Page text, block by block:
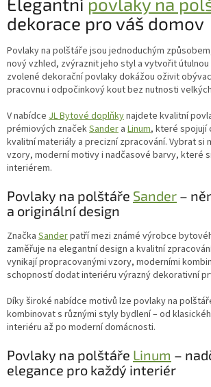
á
d
c
í
p
r
k
y
v
ý
s
u
dekorace pro váš domov
Povlaky na polštáře jsou jednoduchým
nový vzhled, zvýraznit jeho styl a vytvořit
zvolené dekorační povlaky dokážou oživit
pracovnu i odpočinkový kout bez nutnosti
V nabídce JL Bytové doplňkynajdete kvalitní
prémiových značekSander a Linum, které spojují
kvalitní materiály a precizní zpracování. Vybrat si
vzory, moderní motivy i nadčasové barvy, které
interiérem.
Povlaky na polštáře Sander –
a originální design
Značka Sanderpatří mezi známé výrobce
zaměřuje na elegantní design a kvalitní
vynikají propracovanými vzory, moderními
schopností dodat interiéru výrazný dekorativní
Díky široké nabídce motivů lze povlaky na
kombinovat s různými styly bydlení – od
interiéru až po moderní domácnosti.
Povlaky na polštáře Linum –
elegance pro každý interiér